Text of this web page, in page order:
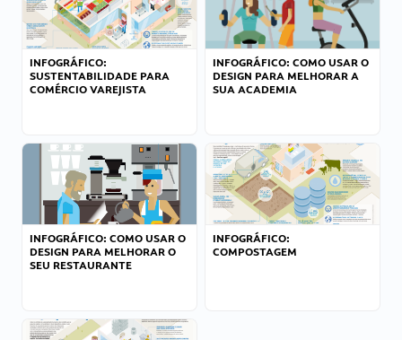
INFOGRÁFICO:
SUSTENTABILIDADE PARA
COMÉRCIO VAREJISTA
INFOGRÁFICO: COMO USAR O
DESIGN PARA MELHORAR A
SUA ACADEMIA
INFOGRÁFICO: COMO USAR O
DESIGN PARA MELHORAR O
SEU RESTAURANTE
INFOGRÁFICO:
COMPOSTAGEM